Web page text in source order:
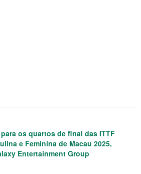
os quartos de final das ITTF
e Feminina de Macau 2025,
Entertainment Group